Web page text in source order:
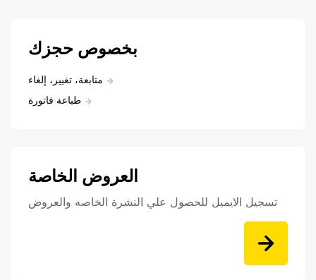
بخصوص حجزك
متابعة، تغيير، إلغاء
طباعة فاتورة
العروض الخاصة
تسجيل الايميل للحصول علي النشرة الخاصه والعروض